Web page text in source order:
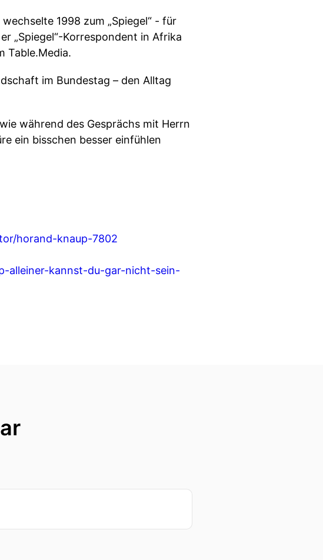
1998 zum „Spiegel“ - für
„Spiegel“-Korrespondent in Afrika
Table.Media.
im Bundestag – den Alltag
während des Gesprächs mit Herrn
ein bisschen besser einfühlen
horand-knaup-7802
alleiner-kannst-du-gar-nicht-sein-